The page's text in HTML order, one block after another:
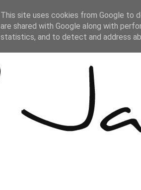
This site uses cookies from Google to
are shared with Google along with
statistics, and to detect and address